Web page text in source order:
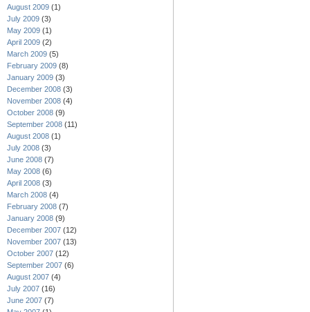
August 2009 (1)
July 2009 (3)
May 2009 (1)
April 2009 (2)
March 2009 (5)
February 2009 (8)
January 2009 (3)
December 2008 (3)
November 2008 (4)
October 2008 (9)
September 2008 (11)
August 2008 (1)
July 2008 (3)
June 2008 (7)
May 2008 (6)
April 2008 (3)
March 2008 (4)
February 2008 (7)
January 2008 (9)
December 2007 (12)
November 2007 (13)
October 2007 (12)
September 2007 (6)
August 2007 (4)
July 2007 (16)
June 2007 (7)